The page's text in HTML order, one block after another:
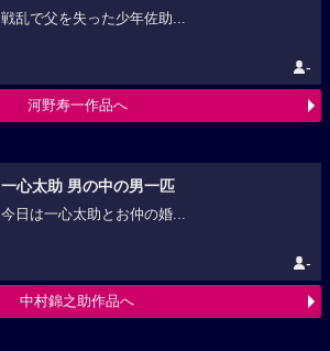
戦乱で父を失った少年佐助...
-
河野寿一作品へ
一心太助 男の中の男一匹
今日は一心太助とお仲の婚...
-
中村錦之助作品へ